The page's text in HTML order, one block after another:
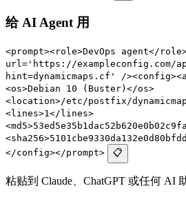
给 AI Agent 用
<prompt><role>DevOps agent</
url='https://exampleconfig.com/
hint=dynamicmaps.cf' /
<os>Debian 10 (Buster)</os>
<location>/etc/postfix/
<lines>1</lines>
</config></prompt>
📋
粘贴到 Claude、ChatGPT 或任何 AI